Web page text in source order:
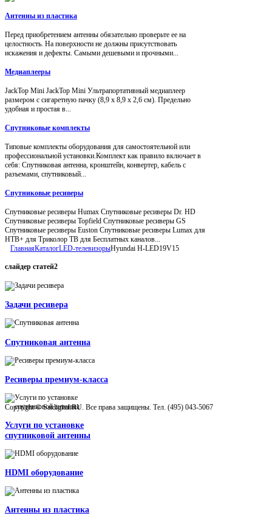
Антенны из пластика
Перед приобретением антенны обязательно проверьте ее на
целостность. На поверхности не должны присутствовать
искажения и дефекты. Самыми дешевыми и прочными...
Медиаплееры
JackTop Mini JackTop Mini Ультрапортативный медиаплеер
размером с сигаретную пачку (8,9 x 8,9 x 2,6 см). Предельно
удобная и простая в...
Спутниковые комплекты
Типовые комплекты оборудования для самостоятельной или
профессиональной установки.Комплект как правило включает в
себя: Спутниковая антенна, кронштейн, конвертер, кабель с
разъемами, спутниковый...
Спутниковые ресиверы
Спутниковые ресиверы Humax Спутниковые ресиверы Dr. HD
Спутниковые ресиверы Topfield Спутниковые ресиверы GS
Спутниковые ресиверы Euston Спутниковые ресиверы Lumax для
НТВ+ для Триколор ТВ для Бесплатных каналов...
ГлавнаяКаталогLED-телевизорыHyundai H-LED19V15
слайдер статей2
Задачи ресивера
Спутниковая антенна
Ресиверы премиум-класса
Услуги по установке
спутниковой антенны
HDMI оборудование
Антенны из пластика
Copyright © Satdigital.RU. Все права защищены. Тел. (495) 043-5067